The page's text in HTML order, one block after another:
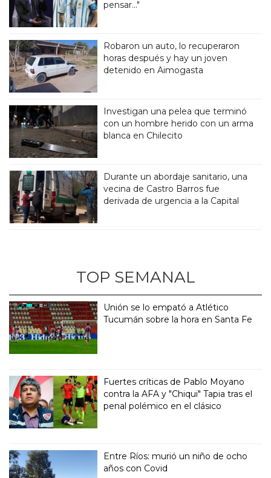
pensar..."
Robaron un auto, lo recuperaron
horas después y hay un joven
detenido en Aimogasta
Investigan una pelea que terminó
con un hombre herido con un arma
blanca en Chilecito
Durante un abordaje sanitario, una
vecina de Castro Barros fue
derivada de urgencia a la Capital
TOP SEMANAL
Unión se lo empató a Atlético
Tucumán sobre la hora en Santa Fe
Fuertes críticas de Pablo Moyano
contra la AFA y "Chiqui" Tapia tras el
penal polémico en el clásico
Entre Ríos: murió un niño de ocho
años con Covid